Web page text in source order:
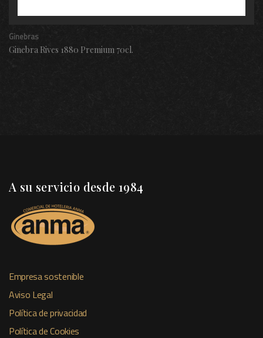
Ginebras
Ginebra Rives 1880 Premium 70cl.
A su servicio desde 1984
Empresa sostenible
Aviso Legal
Política de privacidad
Política de Cookies